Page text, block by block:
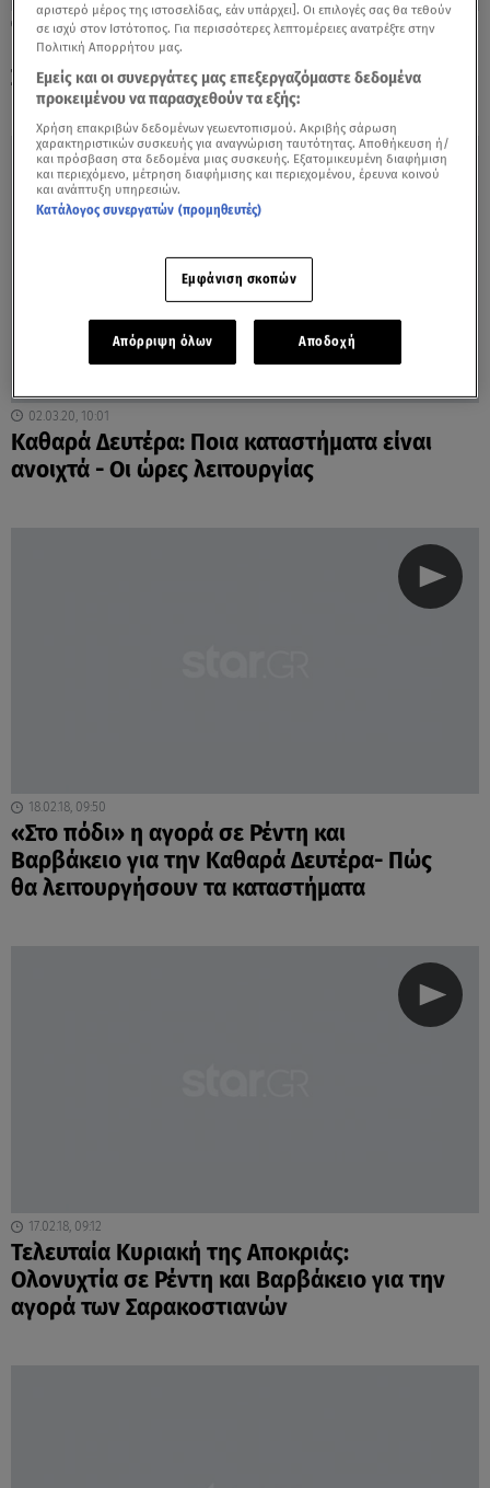
06.03.22, 23:33
Καθαρά Δευτέρα: Ακριβότερα φέτος τα
Σαρακοστιανά
02.03.20, 10:01
Καθαρά Δευτέρα: Ποια καταστήματα είναι
ανοιχτά - Οι ώρες λειτουργίας
18.02.18, 09:50
«Στο πόδι» η αγορά σε Ρέντη και
Βαρβάκειο για την Καθαρά Δευτέρα- Πώς
θα λειτουργήσουν τα καταστήματα
17.02.18, 09:12
Τελευταία Κυριακή της Αποκριάς:
Ολονυχτία σε Ρέντη και Βαρβάκειo για την
αγορά των Σαρακοστιανών
αριστερό μέρος της ιστοσελίδας, εάν υπάρχει]. Οι επιλογές σας θα τεθούν
σε ισχύ στον Ιστότοπος. Για περισσότερες λεπτομέρειες ανατρέξτε στην
Πολιτική Απορρήτου μας.
Εμείς και οι συνεργάτες μας επεξεργαζόμαστε δεδομένα
προκειμένου να παρασχεθούν τα εξής:
Χρήση επακριβών δεδομένων γεωεντοπισμού. Ακριβής σάρωση
χαρακτηριστικών συσκευής για αναγνώριση ταυτότητας. Αποθήκευση ή/
και πρόσβαση στα δεδομένα μιας συσκευής. Εξατομικευμένη διαφήμιση
και περιεχόμενο, μέτρηση διαφήμισης και περιεχομένου, έρευνα κοινού
και ανάπτυξη υπηρεσιών.
Κατάλογος συνεργατών (προμηθευτές)
Εμφάνιση σκοπών
Απόρριψη όλων Αποδοχή